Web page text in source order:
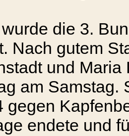
die 3.
Nach gutem
und
am Samstag.
gegen
endete und